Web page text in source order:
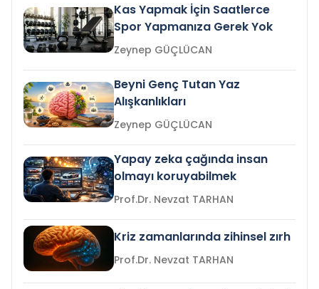
Kas Yapmak İçin Saatlerce
Spor Yapmanıza Gerek Yok
Zeynep GÜÇLÜCAN
Beyni Genç Tutan Yaz
Alışkanlıkları
Zeynep GÜÇLÜCAN
Yapay zeka çağında insan
olmayı koruyabilmek
Prof.Dr. Nevzat TARHAN
Kriz zamanlarında zihinsel zırh
Prof.Dr. Nevzat TARHAN